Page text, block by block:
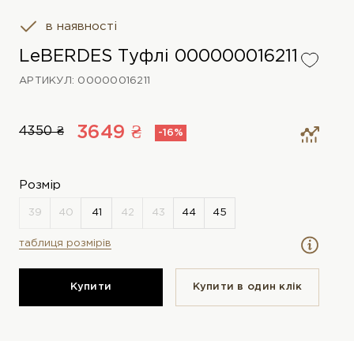
в наявності
LeBERDES Туфлі 000000016211
АРТИКУЛ: 00000016211
4350 ₴ 3649 ₴ -16%
Розмір
таблиця розмірів
Купити Купити в один клiк